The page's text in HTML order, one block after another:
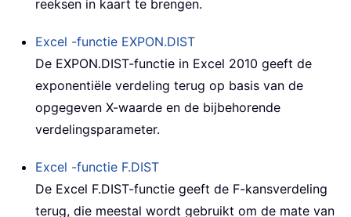
reeksen in kaart te brengen.
Excel -functie EXPON.DIST
De EXPON.DIST-functie in Excel 2010 geeft de
exponentiële verdeling terug op basis van de
opgegeven X-waarde en de bijbehorende
verdelingsparameter.
Excel -functie F.DIST
De Excel F.DIST-functie geeft de F-kansverdeling
terug, die meestal wordt gebruikt om de mate van